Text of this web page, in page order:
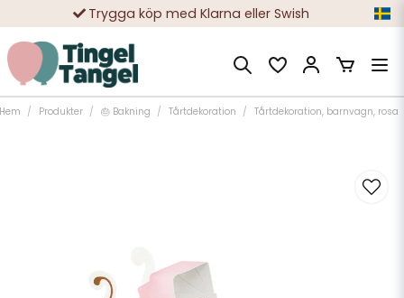
Trygga köp med Klarna eller Swish
10 000-tals nöjda kunder
Produkter 🎂 Bakning Tårtdekoration Tårtdekoration, barnvagn, rosa